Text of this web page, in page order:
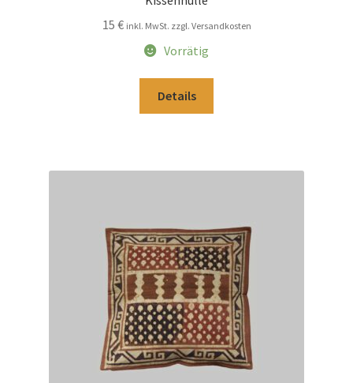
15 € inkl. MwSt. zzgl. Versandkosten
Vorrätig
Details